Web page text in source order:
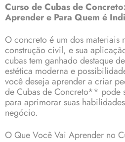
Curso de Cubas de
Aprender e Para Quem é
O concreto é um dos materiais
construção civil, e sua
cubas tem ganhado destaque
estética moderna e
você deseja aprender a criar
de Cubas de Concreto** pode
para aprimorar suas
negócio.
O Que Você Vai Aprender no